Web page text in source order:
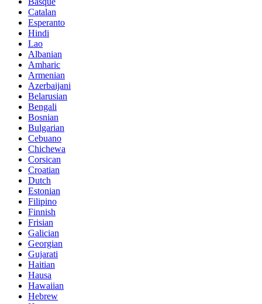
Catalan
Esperanto
Hindi
Lao
Albanian
Amharic
Armenian
Azerbaijani
Belarusian
Bengali
Bosnian
Bulgarian
Cebuano
Chichewa
Corsican
Croatian
Dutch
Estonian
Filipino
Finnish
Frisian
Galician
Georgian
Gujarati
Haitian
Hausa
Hawaiian
Hebrew